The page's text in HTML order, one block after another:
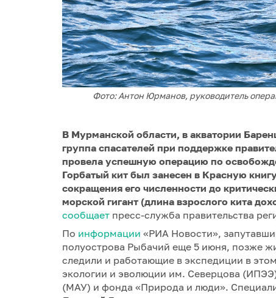
Фото: Антон Юрманов, руководитель
В Мурманской области, в акватории
группа спасателей при поддержке
провела успешную операцию по
Горбатый кит был занесен в Красную
сокращения его численности до
морской гигант (длина взрослого кита
сообщает пресс-служба правительства
По информации «РИА Новости»,
полуострова Рыбачий еще 5 июня, позже
следили и работающие в экспедиции в
экологии и эволюции им. Северцова
(МАУ) и фонда «Природа и люди».